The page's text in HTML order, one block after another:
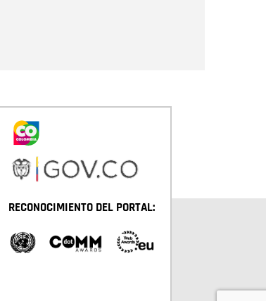
RECONOCIMIENTO DEL PORTAL: